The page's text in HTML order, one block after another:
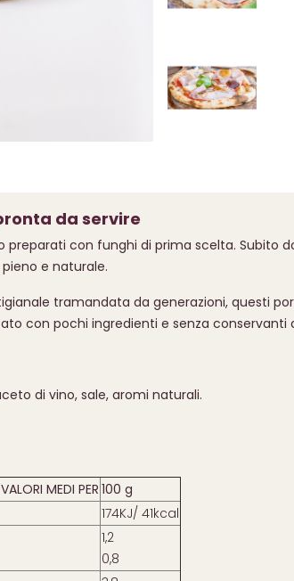
da servire
preparati con funghi di prima scelta.
e naturale.
tramandata da generazioni, questi
con pochi ingredienti e senza conservanti
di vino, sale, aromi naturali.
MEDI PER100 g
174KJ/ 41kcal
1,2
0,8